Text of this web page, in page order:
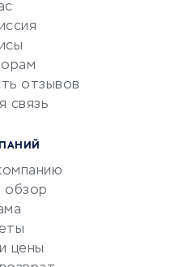
отзывов
связь
обзор
цены